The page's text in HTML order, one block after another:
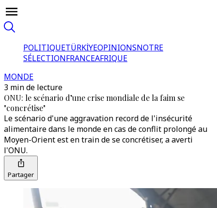
POLITIQUETÜRKİYEOPINIONSNOTRE
SÉLECTIONFRANCEAFRIQUE
MONDE
3 min de lecture
ONU: le scénario d’une crise mondiale de la faim se
"concrétise"
Le scénario d'une aggravation record de l'insécurité
alimentaire dans le monde en cas de conflit prolongé au
Moyen-Orient est en train de se concrétiser, a averti
l'ONU.
Partager